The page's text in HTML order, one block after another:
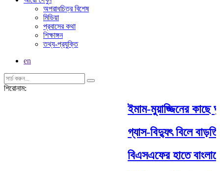
অপরাধচিত্র বিশেষ
মিডিয়া
প্রবাসের কথা
শিক্ষাঙ্গন
তথ্য-প্রযুক্তি
en
শিরোনাম:
ইমাম-মুয়াজ্জিনের কাছে
গ্যাস-বিদ্যুৎ বিলে
বিএসএফের হাতে